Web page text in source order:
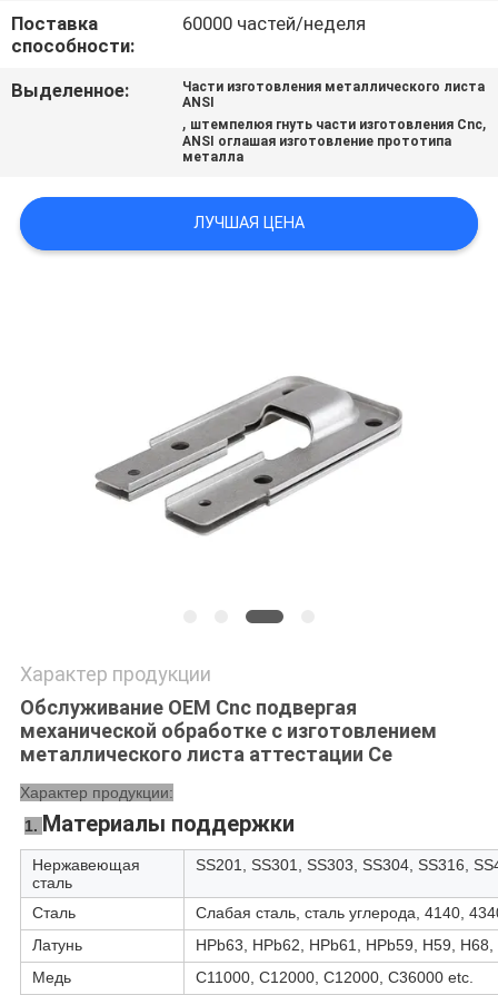
КАРТА
САЙТА
Поставка
способности:
60000 частей/неделя
Выделенное:
Части изготовления металлического листа
ANSI
, штемпелюя гнуть части изготовления Cnc,
ANSI оглашая изготовление прототипа
металла
ЛУЧШАЯ ЦЕНА
Характер продукции
Обслуживание OEM Cnc подвергая
механической обработке с изготовлением
металлического листа аттестации Ce
Характер продукции:
1. Материалы поддержки
Нержавеющая
сталь
SS201, SS301, SS303, SS304, SS316,
Сталь
Слабая сталь, сталь углерода, 4140,
Латунь
HPb63, HPb62, HPb61, HPb59, H59,
Медь
C11000, C12000, C12000, C36000 etc.